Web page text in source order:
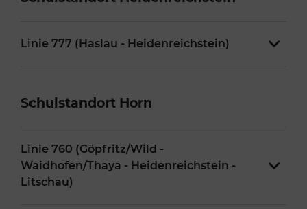
Linie 777 (Haslau - Heidenreichstein)
Schulstandort Horn
Linie 760 (Göpfritz/Wild -
Waidhofen/Thaya - Heidenreichstein -
Litschau)